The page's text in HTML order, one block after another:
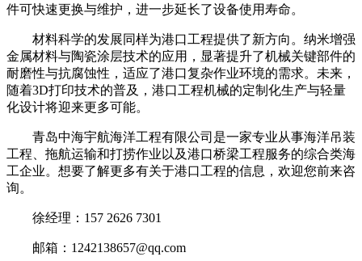
件可快速更换与维护，进一步延长了设备使用寿命。
材料科学的发展同样为港口工程提供了新方向。纳米增强
金属材料与陶瓷涂层技术的应用，显著提升了机械关键部件的
耐磨性与抗腐蚀性，适应了港口复杂作业环境的需求。未来，
随着3D打印技术的普及，港口工程机械的定制化生产与轻量
化设计将迎来更多可能。
青岛中海宇航海洋工程有限公司是一家专业从事海洋吊装
工程、拖航运输和打捞作业以及港口桥梁工程服务的综合类海
工企业。想要了解更多有关于港口工程的信息，欢迎您前来咨
询。
徐经理：157 2626 7301
邮箱：1242138657@qq.com